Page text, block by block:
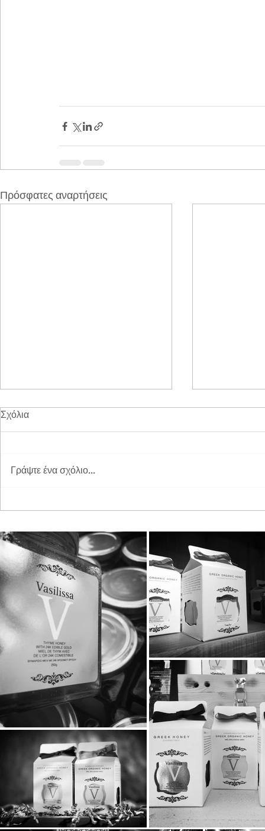
Πρόσφατες αναρτήσεις
Exports Awards 2026
ξεχωριστή
Σχόλια
Γράψτε ένα σχόλιο...